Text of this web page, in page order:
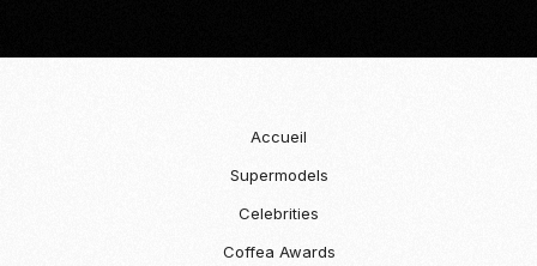
Accueil
Supermodels
Celebrities
Coffea Awards